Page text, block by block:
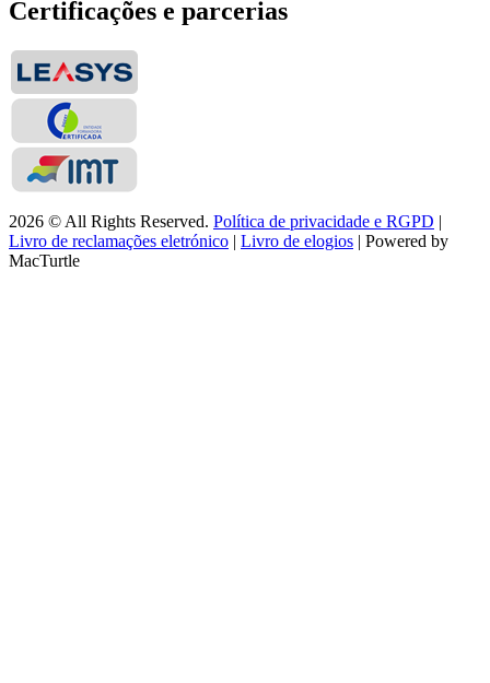
Certificações e parcerias
2026 © All Rights Reserved. Política de privacidade e RGPD
Livro de reclamações eletrónico
Livro de elogios | Powered by
MacTurtle